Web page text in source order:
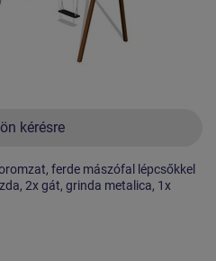
kérésre
ferde mászófal lépcsőkkel
2x gát, grinda metalica, 1x